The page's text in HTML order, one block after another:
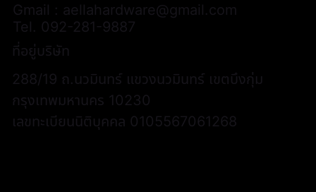
Gmail : aellahardware@gmail.com
Tel. 092-281-9887
ที่อยู่บริษัท
288/19 ถ.นวมินทร์ แขวงนวมินทร์ เขตบึงกุ่ม
กรุงเทพมหานคร 10230
เลขทะเบียนนิติบุคคล 0105567061268